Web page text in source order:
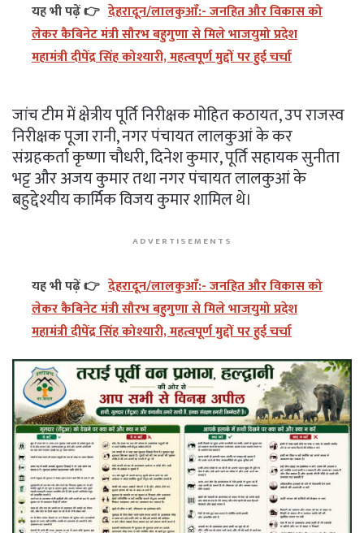
यह भी पढ़ें 👉 देहरादून/लालकुआँ:- जनहित और विकास को
लेकर कैबिनेट मंत्री सौरभ बहुगुणा से मिले भाजयुमो प्रदेश
महामंत्री दीपेंद्र सिंह कोश्यारी, महत्वपूर्ण मुद्दों पर हुई चर्चा
जांच टीम में क्षेत्रीय पूर्ति निरीक्षक मोहित कठायत, उप राजस्व
निरीक्षक पूजा रानी, नगर पंचायत लालकुआं के कर
संग्रहकर्ता कृष्णा चौधरी, दिनेश कुमार, पूर्ति सहायक सुनीता
भट्ट और अजय कुमार तथा नगर पंचायत लालकुआं के
बहुद्देश्यीय कार्मिक विजय कुमार शामिल थे।
ADVERTISEMENTS
यह भी पढ़ें 👉 देहरादून/लालकुआँ:- जनहित और विकास को
लेकर कैबिनेट मंत्री सौरभ बहुगुणा से मिले भाजयुमो प्रदेश
महामंत्री दीपेंद्र सिंह कोश्यारी, महत्वपूर्ण मुद्दों पर हुई चर्चा